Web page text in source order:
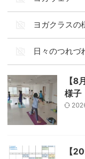
ヨガクラスの
日々のつれづ
【8
様子
【